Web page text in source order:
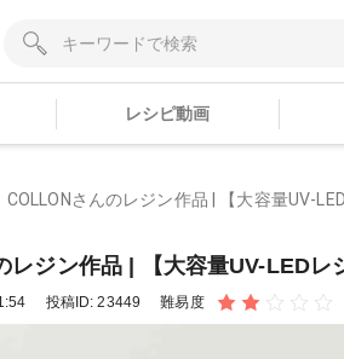
レシピ動画
COLLONさんのレジン作品 | 【大容量UV-
レジン作品 | 【大容量UV-LEDレ
投稿ID:23449 難易度